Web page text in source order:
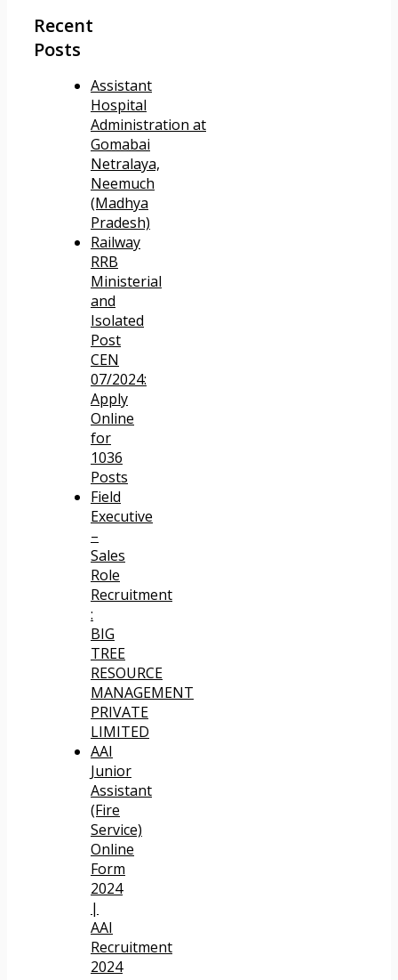
Recent
Posts
Assistant
Hospital
Administration at
Gomabai
Netralaya,
Neemuch
(Madhya
Pradesh)
Railway
RRB
Ministerial
and
Isolated
Post
CEN
07/2024:
Apply
Online
for
1036
Posts
Field
Executive
–
Sales
Role
Recruitment
:
BIG
TREE
RESOURCE
MANAGEMENT
PRIVATE
LIMITED
AAI
Junior
Assistant
(Fire
Service)
Online
Form
2024
|
AAI
Recruitment
2024